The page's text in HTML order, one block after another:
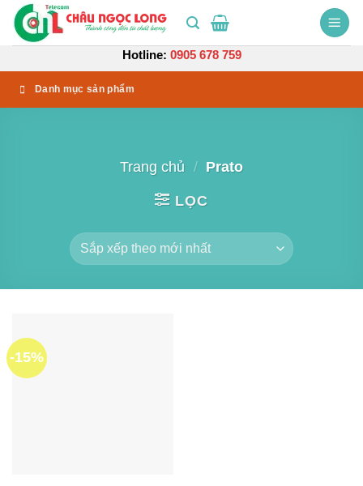
Bỏ
qua
Hotline: 0905 678 759
Danh mục sản phẩm
Trang chủ / Prato
LỌC
-15%